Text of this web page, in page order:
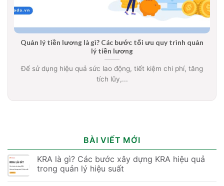
Quản lý tiền lương là gì? Các bước tối ưu quy trình quản
lý tiền lương
Để sử dụng hiệu quả sức lao động, tiết kiệm chi phí, tăng
tích lũy,...
BÀI VIẾT MỚI
KRA là gì? Các bước xây dựng KRA hiệu quả
trong quản lý hiệu suất